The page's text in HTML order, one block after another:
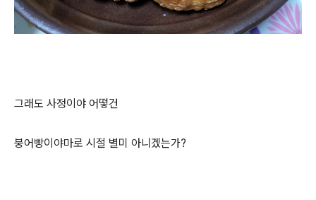
그래도 사정이야 어떻건
붕어빵이야마로 시절 별미 아니겠는가?